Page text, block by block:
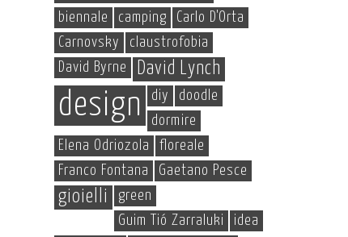
biennale camping
Carlo D'Orta
Carnovsky
claustrofobia
David Byrne
David Lynch
design diy
doodle
dormire
Elena Odriozola
floreale
Franco Fontana
Gaetano Pesce
gioielli
green
Guim Tió Zarraluki
idea